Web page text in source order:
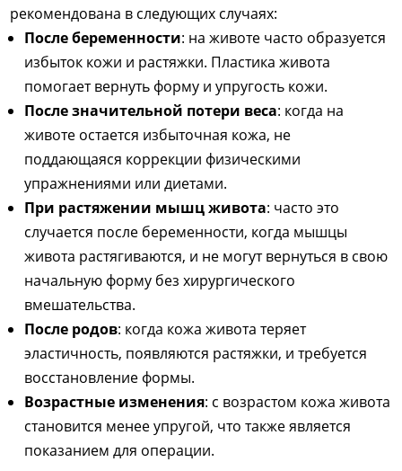
рекомендована в следующих случаях:
После беременности: на животе часто образуется
избыток кожи и растяжки. Пластика живота
помогает вернуть форму и упругость кожи.
После значительной потери веса: когда на
животе остается избыточная кожа, не
поддающаяся коррекции физическими
упражнениями или диетами.
При растяжении мышц живота: часто это
случается после беременности, когда мышцы
живота растягиваются, и не могут вернуться в свою
начальную форму без хирургического
вмешательства.
После родов: когда кожа живота теряет
эластичность, появляются растяжки, и требуется
восстановление формы.
Возрастные изменения: с возрастом кожа живота
становится менее упругой, что также является
показанием для операции.